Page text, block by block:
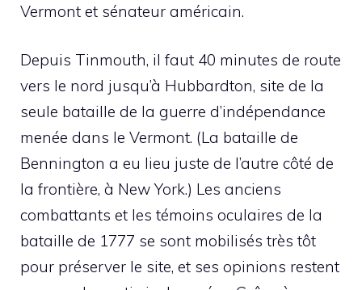
Vermont et sénateur américain.
Depuis Tinmouth, il faut 40 minutes de route
vers le nord jusqu’à Hubbardton, site de la
seule bataille de la guerre d’indépendance
menée dans le Vermont. (La bataille de
Bennington a eu lieu juste de l’autre côté de
la frontière, à New York.) Les anciens
combattants et les témoins oculaires de la
bataille de 1777 se sont mobilisés très tôt
pour préserver le site, et ses opinions restent